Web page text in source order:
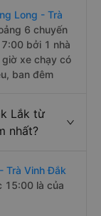
Long - Trà
6 chuyến
bởi 1 nhà
giờ xe chạy có
ban đêm
Lắk từ
nhất?
Trà Vinh Đắk
15:00 là của